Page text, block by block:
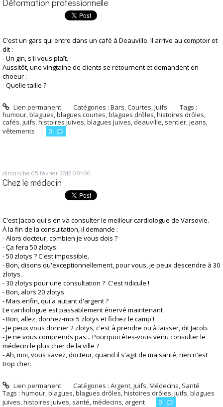
Déformation professionnelle
C'est un gars qui entre dans un café à Deauville. Il arrive au comptoir et
dit :
- Un gin, s'il vous plaît.
Aussitôt, une vingtaine de clients se retournent et demandent en
choeur :
- Quelle taille ?
Lien permanent Catégories :Bars,Courtes,Juifs
Tags :
humour,blagues,blagues courtes,blagues drôles,histoires drôles,
cafés,juifs,histoires juives,blagues juives, deauville, sentier,jeans,
vêtements
0
dimanche 05 février 2012 08h00
Chez le médecin
C'est Jacob qui s'en va consulter le meilleur cardiologue de Varsovie.
À la fin de la consultation, il demande :
- Alors docteur, combien je vous dois ?
- Ça fera 50 zlotys.
- 50 zlotys ? C'est impossible.
- Bon, disons qu'exceptionnellement, pour vous, je peux descendre à 30
zlotys.
- 30 zlotys pour une consultation ? C'est ridicule !
- Bon, alors 20 zlotys.
- Mais enfin, qui a autant d'argent ?
Le cardiologue est passablement énervé maintenant :
- Bon, allez, donnez-moi 5 zlotys et fichez le camp !
- Je peux vous donner 2 zlotys, c'est à prendre ou à laisser, dit Jacob.
- Je ne vous comprends pas... Pourquoi êtes-vous venu consulter le
médecin le plus cher de la ville ?
- Ah, moi, vous savez, docteur, quand il s'agit de ma santé, rien n'est
trop cher.
Lien permanent Catégories :Argent,Juifs,Médecins, Santé
Tags : humour,blagues,blagues drôles,histoires drôles,juifs,blagues
juives,histoires juives, santé,médecins, argent 0